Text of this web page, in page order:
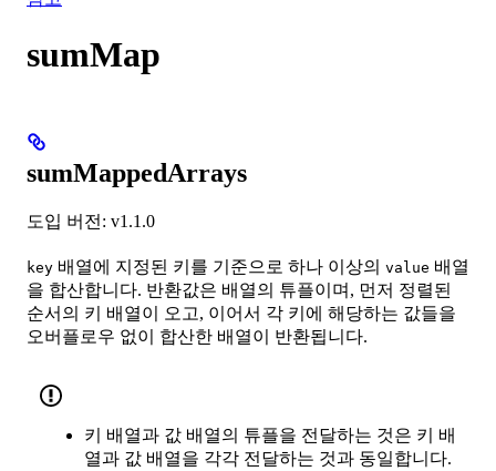
sumMap
sumMappedArrays
도입 버전: v1.1.0
key 배열에 지정된 키를 기준으로 하나 이상의 value 배열
을 합산합니다. 반환값은 배열의 튜플이며, 먼저 정렬된
순서의 키 배열이 오고, 이어서 각 키에 해당하는 값들을
오버플로우 없이 합산한 배열이 반환됩니다.
키 배열과 값 배열의 튜플을 전달하는 것은 키 배
열과 값 배열을 각각 전달하는 것과 동일합니다.